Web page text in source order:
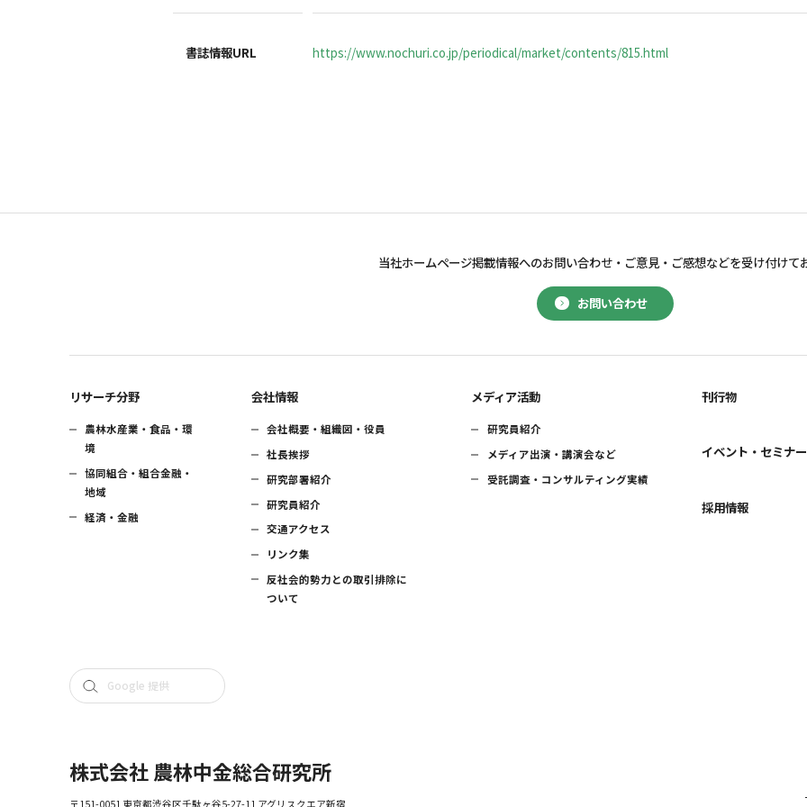
書誌情報URL https://www.nochuri.co.jp/periodical/market/contents/815.html
お問い合わせ
当社ホームページ掲載情報へのお問い合わせ・ ご意見・ご感想などを受け付けて
リサーチ分野
農林水産業・食品・環
境
協同組合・組合金融・
地域
経済・金融
会社情報
会社概要・組織図・役員
社長挨拶
研究部署紹介
研究員紹介
交通アクセス
リンク集
反社会的勢力との取引排除に
ついて
メディア活動
研究員紹介
メディア出演・講演会など
受託調査・コンサルティング実績
刊行物
イベント・セミナー
採用情報
株式会社 農林中金総合研究所
〒151-0051 東京都渋谷区千駄ヶ谷5-27-11 アグリスクエア新宿